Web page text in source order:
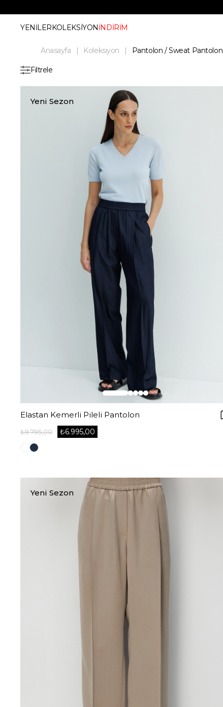
YENİLERKOLEKSİYONİNDİRİM
Anasayfa Koleksiyon Pantolon / Sweat Pantolon
Filtrele
Elastan Kemerli Pileli Pantolon
₺6.995,00
₺9.795,00
Yeni Sezon
Yeni Sezon